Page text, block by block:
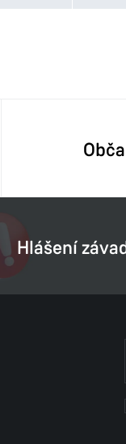
Hlášení